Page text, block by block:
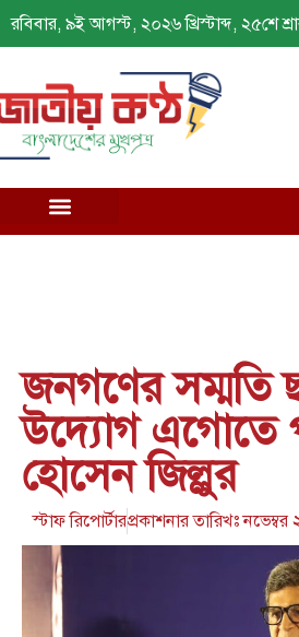
রবিবার, ৯ই আগস্ট, ২০২৬ খ্রিস্টাব্দ, ২৫শে
জনগণের সম্মতি
উদ্যোগ এগোতে
হোসেন জিল্লুর
স্টাফ রিপোর্টারপ্রকাশনার তারিখঃ